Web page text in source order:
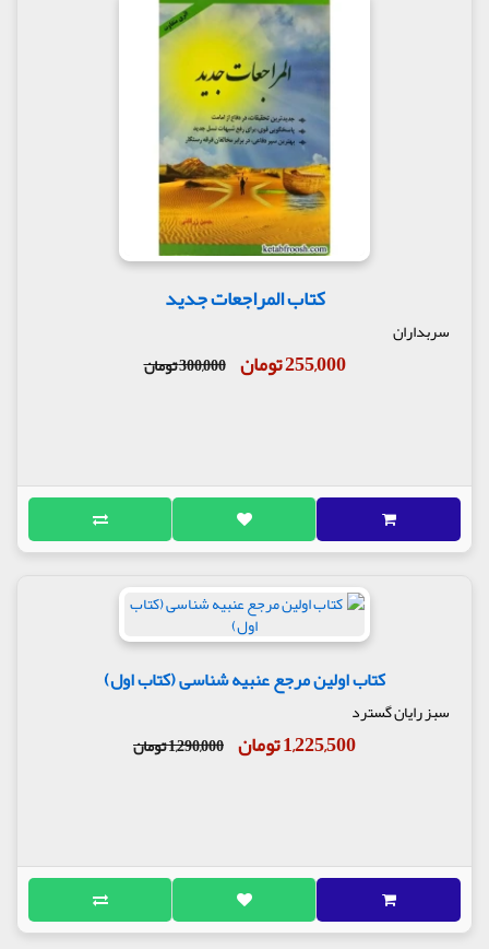
کتاب المراجعات جدید
سربداران
255,000 تومان 300,000 تومان
کتاب اولین مرجع عنبیه شناسی (کتاب اول)
سبز رایان گسترد
1,225,500 تومان 1,290,000 تومان